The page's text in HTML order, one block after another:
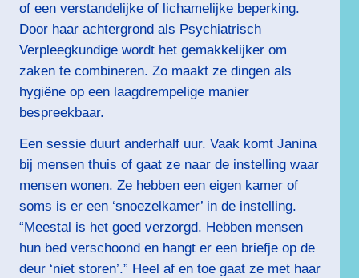
of een verstandelijke of lichamelijke beperking.
Door haar achtergrond als Psychiatrisch
Verpleegkundige wordt het gemakkelijker om
zaken te combineren. Zo maakt ze dingen als
hygiëne op een laagdrempelige manier
bespreekbaar.
Een sessie duurt anderhalf uur. Vaak komt Janina
bij mensen thuis of gaat ze naar de instelling waar
mensen wonen. Ze hebben een eigen kamer of
soms is er een ‘snoezelkamer’ in de instelling.
“Meestal is het goed verzorgd. Hebben mensen
hun bed verschoond en hangt er een briefje op de
deur ‘niet storen’.” Heel af en toe gaat ze met haar